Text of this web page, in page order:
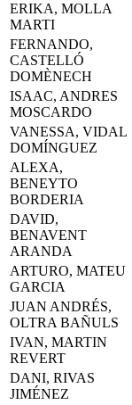
ERIKA, MOLLA
MARTI
FERNANDO,
CASTELLÓ
DOMÈNECH
ISAAC, ANDRES
MOSCARDO
VANESSA, VIDAL
DOMÍNGUEZ
ALEXA,
BENEYTO
BORDERIA
DAVID,
BENAVENT
ARANDA
ARTURO, MATEU
GARCIA
JUAN ANDRÉS,
OLTRA BAÑULS
IVAN, MARTIN
REVERT
DANI, RIVAS
JIMÉNEZ